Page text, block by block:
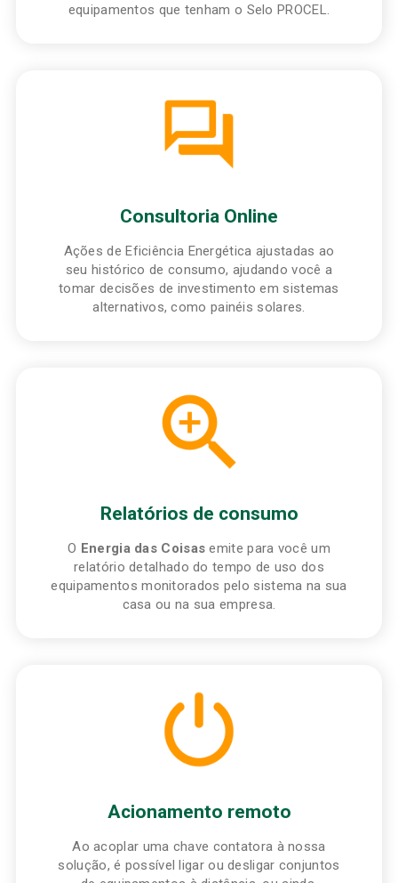
equipamentos que tenham o Selo PROCEL.
Consultoria Online
Ações de Eficiência Energética ajustadas ao
seu histórico de consumo, ajudando você a
tomar decisões de investimento em sistemas
alternativos, como painéis solares.
Relatórios de consumo
O Energia das Coisas emite para você um
relatório detalhado do tempo de uso dos
equipamentos monitorados pelo sistema na sua
casa ou na sua empresa.
Acionamento remoto
Ao acoplar uma chave contatora à nossa
solução, é possível ligar ou desligar conjuntos